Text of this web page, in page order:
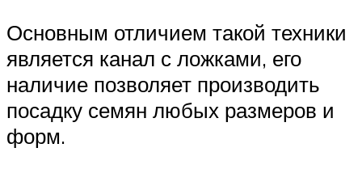
Основным отличием такой техники
является канал с ложками, его
наличие позволяет производить
посадку семян любых размеров и
форм.